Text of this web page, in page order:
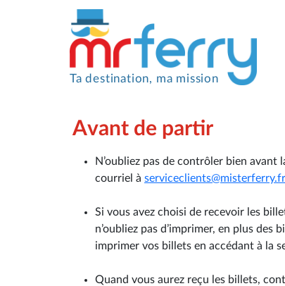
Ta destination, ma mission
Avant de partir
N’oubliez pas de contrôler bien
courriel à serviceclients@misterferry.fr
Si vous avez choisi de recevoir les
n’oubliez pas d’imprimer, en plus
imprimer vos billets en accédant à la
Quand vous aurez reçu les billets,